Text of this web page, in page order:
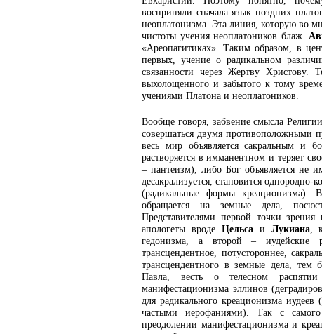
восприняли сначала язык поздних
неоплатонизма. Эта линия, которую во
чистоты учения неоплатоников блаж.
«Ареопагитиках». Таким образом, в
первых, учение о радикальном
связанности через Жертву Христову.
выхолощенного и забытого к тому
учениями Платона и неоплатоников.
Вообще говоря, забвение смысла
совершаться двумя противоположными
весь мир объявляется сакральным и
растворяется в имманентном и теряет
– пантеизм), либо Бог объявляется
десакрализуется, становится
(радикальные формы креационизма).
обращается на земные дела,
Представителями первой точки
апологеты вроде Цельсаи Лукиана,
гедонизма, а второй – иудейские
трансцендентное, потустороннее,
трансцендентного в земные дела, тем
Павла, весть о телесном
манифестационизма эллинов
для радикального креационизма
частыми иерофаниями). Так с
преодолении манифестационизма и